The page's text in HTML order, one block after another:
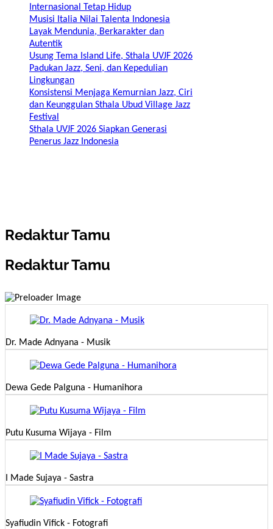
Internasional Tetap Hidup
Musisi Italia Nilai Talenta Indonesia
Layak Mendunia, Berkarakter dan
Autentik
Usung Tema Island Life, Sthala UVJF 2026
Padukan Jazz, Seni, dan Kepedulian
Lingkungan
Konsistensi Menjaga Kemurnian Jazz, Ciri
dan Keunggulan Sthala Ubud Village Jazz
Festival
Sthala UVJF 2026 Siapkan Generasi
Penerus Jazz Indonesia
Redaktur Tamu
Redaktur Tamu
Dr. Made Adnyana - Musik
Dewa Gede Palguna - Humanihora
Putu Kusuma Wijaya - Film
I Made Sujaya - Sastra
Syafiudin Vifick - Fotografi